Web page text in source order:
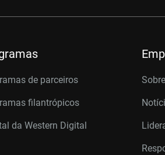
de parceiros
filantrópicos
da Western Digital